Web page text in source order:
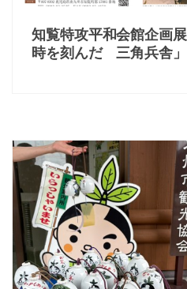
知覧特攻平和会館企画
時を刻んだ 三角兵舎